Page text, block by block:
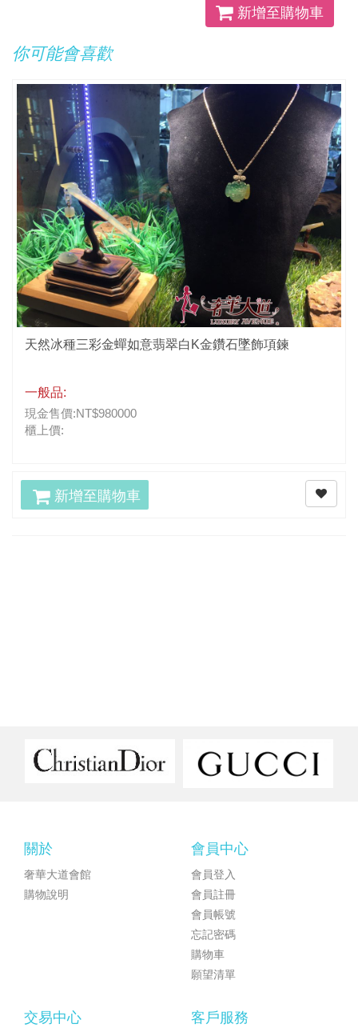
新增至購物車
你可能會喜歡
天然冰種三彩金蟬如意翡翠白K金鑽石墜飾項鍊
一般品:
現金售價:NT$980000
櫃上價:
新增至購物車
關於
奢華大道會館
購物說明
會員中心
會員登入
會員註冊
會員帳號
忘記密碼
購物車
願望清單
交易中心 客戶服務